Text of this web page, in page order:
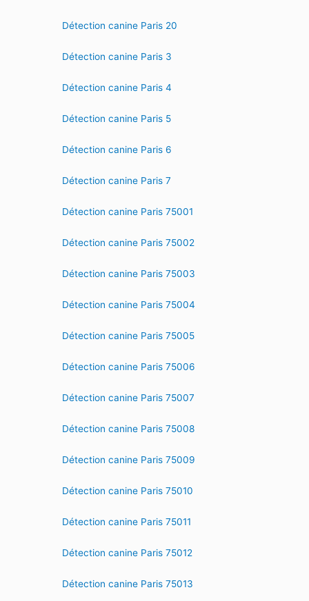
Détection canine Paris 20
Détection canine Paris 3
Détection canine Paris 4
Détection canine Paris 5
Détection canine Paris 6
Détection canine Paris 7
Détection canine Paris 75001
Détection canine Paris 75002
Détection canine Paris 75003
Détection canine Paris 75004
Détection canine Paris 75005
Détection canine Paris 75006
Détection canine Paris 75007
Détection canine Paris 75008
Détection canine Paris 75009
Détection canine Paris 75010
Détection canine Paris 75011
Détection canine Paris 75012
Détection canine Paris 75013